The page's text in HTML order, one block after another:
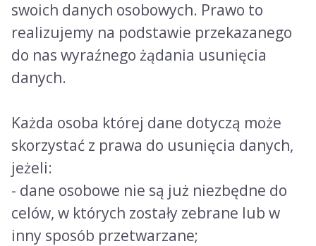
swoich danych osobowych. Prawo to
realizujemy na podstawie przekazanego
do nas wyraźnego żądania usunięcia
danych.
Każda osoba której dane dotyczą może
skorzystać z prawa do usunięcia danych,
jeżeli:
- dane osobowe nie są już niezbędne do
celów, w których zostały zebrane lub w
inny sposób przetwarzane;